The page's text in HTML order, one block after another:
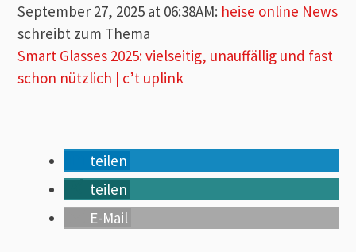
September 27, 2025 at 06:38AM: heise online News
schreibt zum Thema
Smart Glasses 2025: vielseitig, unauffällig und fast
schon nützlich | c’t uplink
teilen
teilen
E-Mail